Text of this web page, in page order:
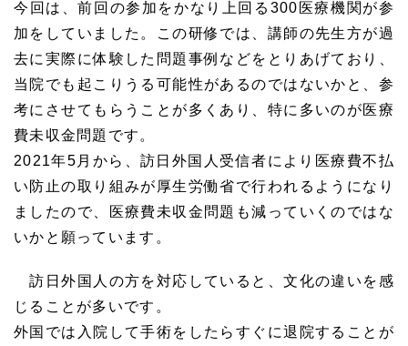
今回は、前回の参加をかなり上回る300医療機関が参
加をしていました。この研修では、講師の先生方が過
去に実際に体験した問題事例などをとりあげており、
当院でも起こりうる可能性があるのではないかと、参
考にさせてもらうことが多くあり、特に多いのが医療
費未収金問題です。
2021年5月から、訪日外国人受信者により医療費不払
い防止の取り組みが厚生労働省で行われるようになり
ましたので、医療費未収金問題も減っていくのではな
いかと願っています。
訪日外国人の方を対応していると、文化の違いを感
じることが多いです。
外国では入院して手術をしたらすぐに退院することが